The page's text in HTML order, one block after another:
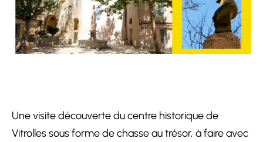
Une visite découverte du centre historique de
Vitrolles sous forme de chasse au trésor, à faire avec